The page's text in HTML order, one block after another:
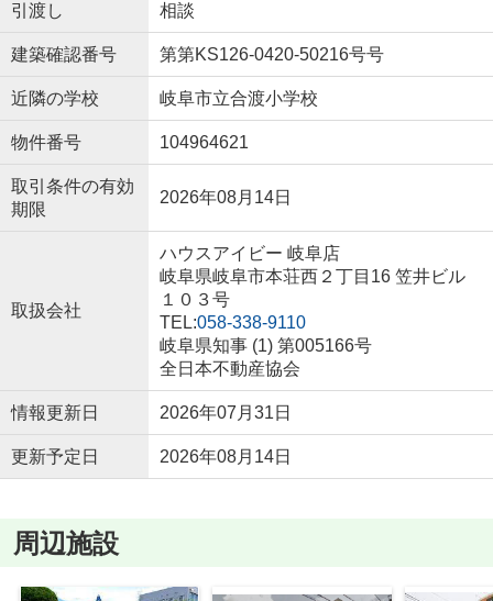
引渡し 相談
建築確認番号 第第KS126-0420-50216号号
近隣の学校 岐阜市立合渡小学校
物件番号 104964621
取引条件の有効
期限
2026年08月14日
取扱会社
ハウスアイビー 岐阜店
岐阜県岐阜市本荘西２丁目16 笠井ビル
１０３号
TEL:058-338-9110
岐阜県知事 (1) 第005166号
全日本不動産協会
情報更新日 2026年07月31日
更新予定日 2026年08月14日
周辺施設